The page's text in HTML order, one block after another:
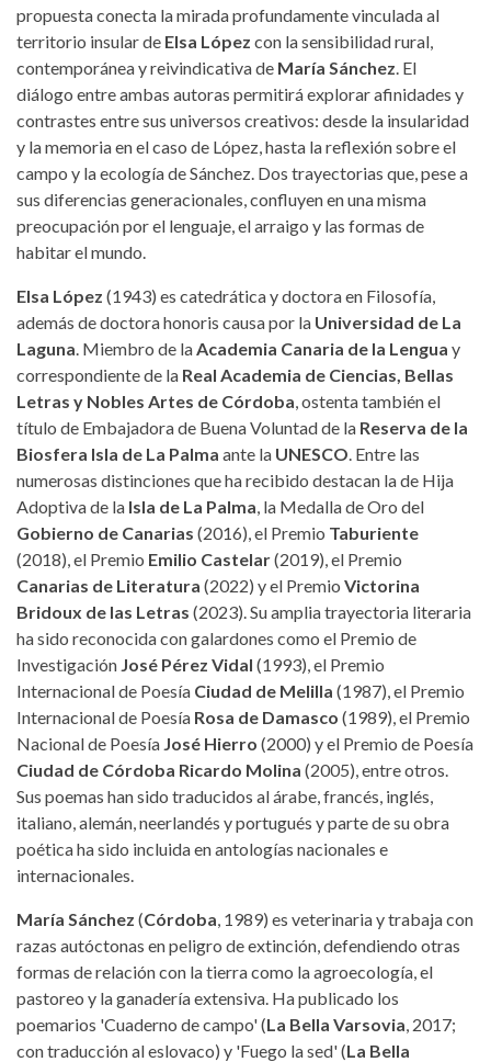
propuesta conecta la mirada profundamente vinculada al
territorio insular de Elsa López con la sensibilidad rural,
contemporánea y reivindicativa de María Sánchez . El
diálogo entre ambas autoras permitirá explorar afinidades y
contrastes entre sus universos creativos: desde la insularidad
y la memoria en el caso de López, hasta la reflexión sobre el
campo y la ecología de Sánchez. Dos trayectorias que, pese a
sus diferencias generacionales, confluyen en una misma
preocupación por el lenguaje, el arraigo y las formas de
habitar el mundo.
Elsa López (1943) es catedrática y doctora en Filosofía,
además de doctora honoris causa por la Universidad de La
Laguna . Miembro de la Academia Canaria de la Lengua y
correspondiente de la Real Academia de Ciencias, Bellas
Letras y Nobles Artes de Córdoba , ostenta también el
título de Embajadora de Buena Voluntad de la Reserva de la
Biosfera Isla de La Palma ante la UNESCO . Entre las
numerosas distinciones que ha recibido destacan la de Hija
Adoptiva de la Isla de La Palma , la Medalla de Oro del
Gobierno de Canarias (2016), el Premio Taburiente
(2018), el Premio Emilio Castelar(2019), el Premio
Canarias de Literatura (2022) y el Premio Victorina
Bridoux de las Letras (2023). Su amplia trayectoria literaria
ha sido reconocida con galardones como el Premio de
Investigación José Pérez Vidal (1993), el Premio
Internacional de Poesía Ciudad de Melilla (1987), el Premio
Internacional de Poesía Rosa de Damasco (1989), el Premio
Nacional de Poesía José Hierro (2000) y el Premio de Poesía
Ciudad de Córdoba Ricardo Molina (2005), entre otros.
Sus poemas han sido traducidos al árabe, francés, inglés,
italiano, alemán, neerlandés y portugués y parte de su obra
poética ha sido incluida en antologías nacionales e
internacionales.
María Sánchez (Córdoba , 1989) es veterinaria y trabaja con
razas autóctonas en peligro de extinción, defendiendo otras
formas de relación con la tierra como la agroecología, el
pastoreo y la ganadería extensiva. Ha publicado los
poemarios 'Cuaderno de campo' (La Bella Varsovia , 2017;
con traducción al eslovaco) y 'Fuego la sed' (La Bella